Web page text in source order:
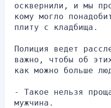
осквернили, и мы
кому могло
плиту с кладбища.
Полиция ведет
важно, чтобы об
как можно больше
- Такое нельзя
мужчина.